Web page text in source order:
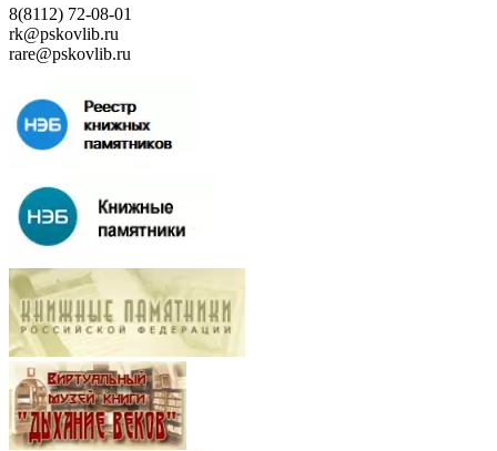
8(8112) 72-08-01
rk@pskovlib.ru
rare@pskovlib.ru